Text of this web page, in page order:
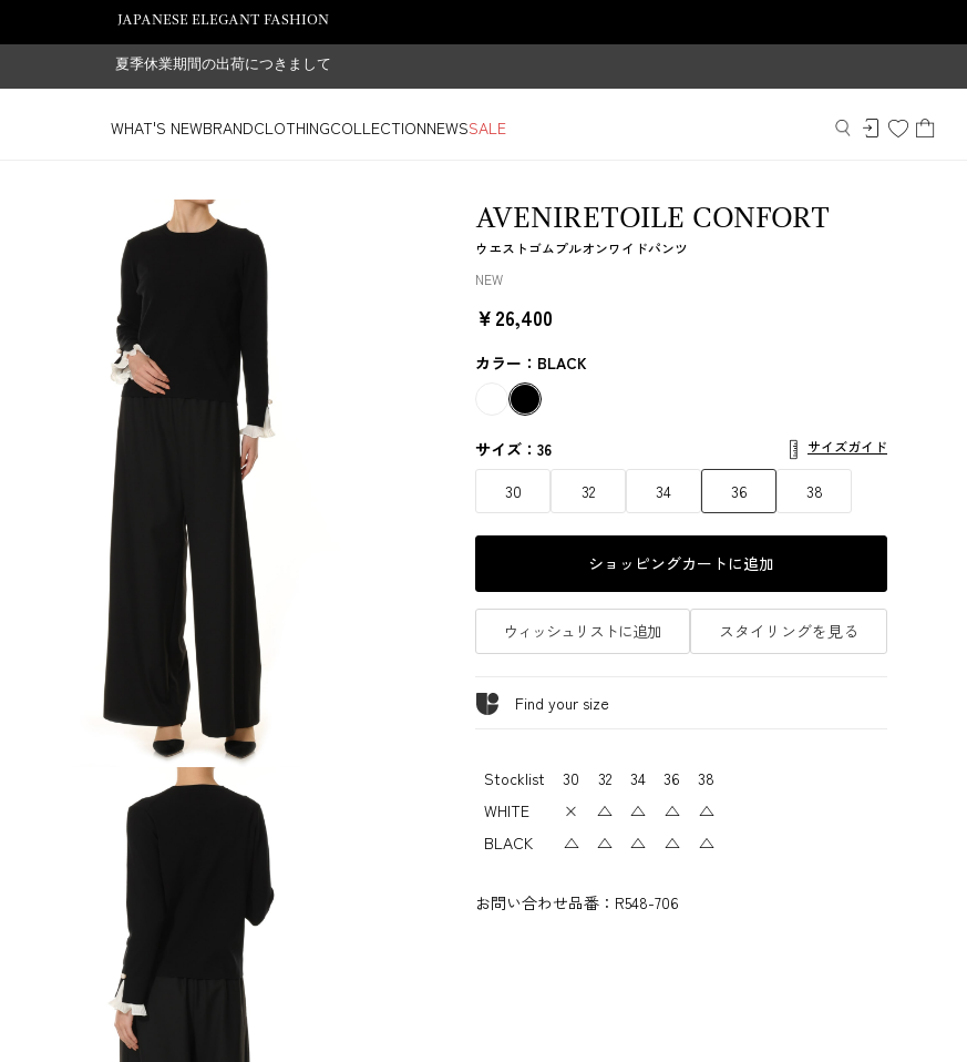
JAPANESE ELEGANT FASHION
夏季休業期間の出荷につきまして
WHAT'S NEWBRANDCLOTHINGCOLLECTIONNEWSSALE
AVENIRETOILE CONFORT
ウエストゴムプルオンワイドパンツ
NEW
￥26,400
カラー：BLACK
サイズ：36 サイズガイド
30 32 34 36 38
ショッピングカートに追加
ウィッシュリストに追加 スタイリングを見る
Find your size
Stocklist 30 32 34 36
38
WHITE
× △ △ △
△
BLACK
△ △ △ △ △
お問い合わせ品番： R548-706